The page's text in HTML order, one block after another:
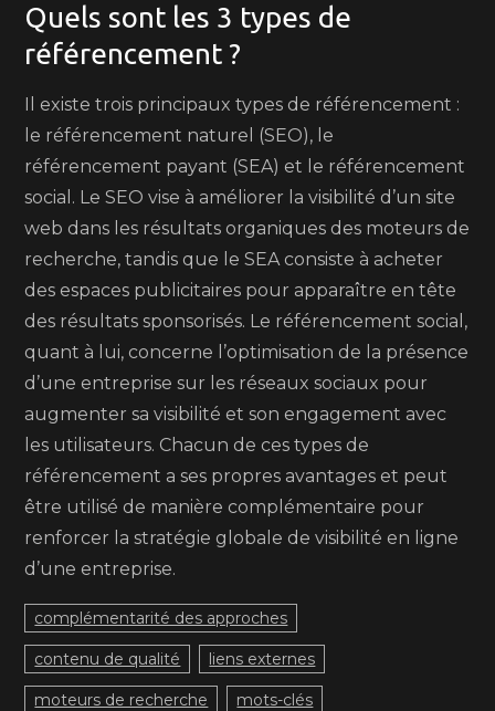
Quels sont les 3 types de
référencement ?
Il existe trois principaux types de référencement :
le référencement naturel (SEO), le
référencement payant (SEA) et le référencement
social. Le SEO vise à améliorer la visibilité d’un site
web dans les résultats organiques des moteurs de
recherche, tandis que le SEA consiste à acheter
des espaces publicitaires pour apparaître en tête
des résultats sponsorisés. Le référencement social,
quant à lui, concerne l’optimisation de la présence
d’une entreprise sur les réseaux sociaux pour
augmenter sa visibilité et son engagement avec
les utilisateurs. Chacun de ces types de
référencement a ses propres avantages et peut
être utilisé de manière complémentaire pour
renforcer la stratégie globale de visibilité en ligne
d’une entreprise.
complémentarité des approches
contenu de qualité liens externes
moteurs de recherche mots-clés